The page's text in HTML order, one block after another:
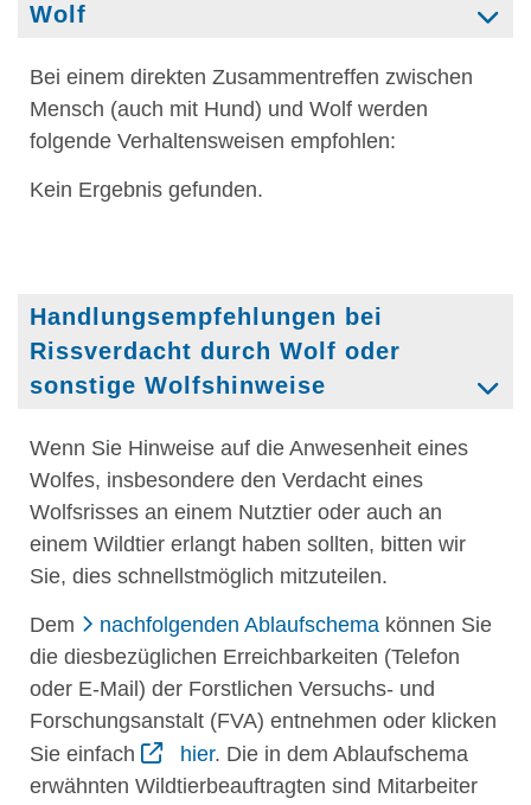
Wolf
Bei einem direkten Zusammentreffen zwischen
Mensch (auch mit Hund) und Wolf werden
folgende Verhaltensweisen empfohlen:
Kein Ergebnis gefunden.
Handlungsempfehlungen bei
Rissverdacht durch Wolf oder
sonstige Wolfshinweise
Wenn Sie Hinweise auf die Anwesenheit eines
Wolfes, insbesondere den Verdacht eines
Wolfsrisses an einem Nutztier oder auch an
einem Wildtier erlangt haben sollten, bitten wir
Sie, dies schnellstmöglich mitzuteilen.
Dem nachfolgenden Ablaufschema können Sie
die diesbezüglichen Erreichbarkeiten (Telefon
oder E-Mail) der Forstlichen Versuchs- und
Forschungsanstalt (FVA) entnehmen oder klicken
Sie einfach
hier. Die in dem Ablaufschema
erwähnten Wildtierbeauftragten sind Mitarbeiter